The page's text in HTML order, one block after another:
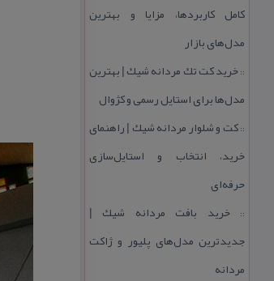
كامل كاربردها، مزایا و بهترین
مدل‌های بازار
::خرید كت تك مردانه شیك | بهترین
مدل‌ها برای استایل رسمی و كژوال
::كت و شلوار مردانه شیك | راهنمای
خرید، انتخاب و استایل‌سازی
حرفه‌ای
::خرید بافت مردانه شیك |
جدیدترین مدل‌های پلیور و ژاكت
مردانه